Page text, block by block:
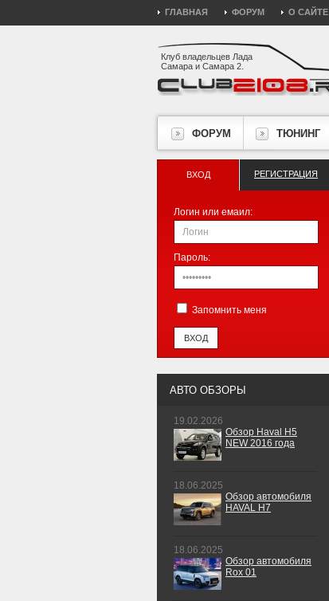
ГЛАВНАЯ ФОРУМ О САЙТЕ
Клуб владельцев Лада
Самара и Самара 2.
ФОРУМ ТЮНИНГ
ВХОД РЕГИСТРАЦИЯ
Логин или емаил:
Пароль:
Запомнить меня
АВТО ОБЗОРЫ
19.02.2026
Обзор Haval H5
NEW 2016 года
18.06.2025
Обзор автомобиля
HAVAL H7
18.06.2025
Обзор автомобиля
Rox 01